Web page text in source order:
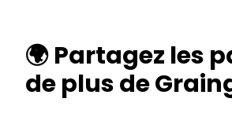
🌍 Partagez les
de plus de